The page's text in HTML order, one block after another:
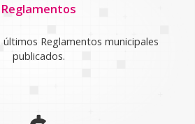
Reglamentos
últimos Reglamentos municipales
publicados.